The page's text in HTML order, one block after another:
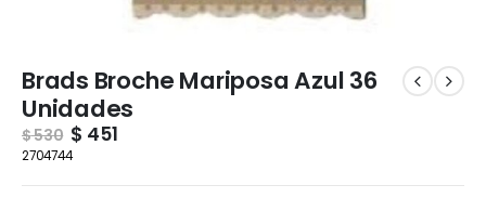
Brads Broche Mariposa Azul 36
Unidades
$530 $ 451
2704744